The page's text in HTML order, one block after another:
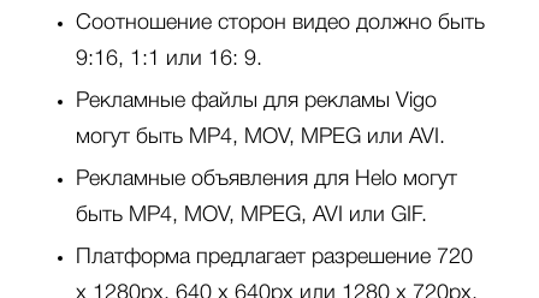
Соотношение сторон видео должно быть
9:16, 1:1 или 16: 9.
Рекламные файлы для рекламы Vigo
могут быть MP4, MOV, MPEG или AVI.
Рекламные объявления для Helo могут
быть MP4, MOV, MPEG, AVI или GIF.
Платформа предлагает разрешение 720
x 1280px, 640 x 640px или 1280 x 720px.